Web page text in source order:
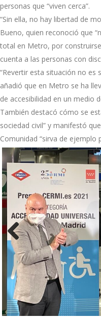
personas que “viven cerca”.
“Sin ella, no hay libertad de
Bueno, quien reconoció que
total en Metro, por
cuenta a las personas con
“Revertir esta situación no es
añadió que en Metro se ha
de accesibilidad en un medio
También destacó cómo se
sociedad civil” y manifestó
Comunidad “sirva de ejemplo
Previous